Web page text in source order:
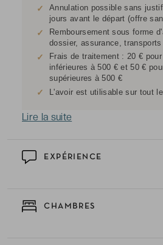
EXPÉRIENCE
CHAMBRES
✓
Annulation possible sans
jours avant le départ (offre
✓
Remboursement sous forme
dossier, assurance,
✓
Frais de traitement : 20 €
inférieures à 500 € et 50 €
supérieures à 500 €
✓ L'avoir est utilisable sur tout
Lire la suite